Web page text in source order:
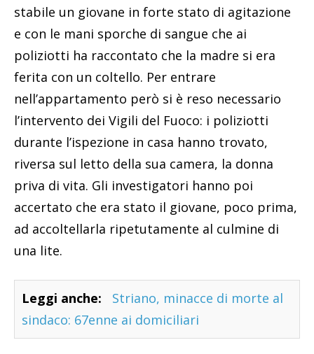
stabile un giovane in forte stato di agitazione
e con le mani sporche di sangue che ai
poliziotti ha raccontato che la madre si era
ferita con un coltello. Per entrare
nell’appartamento però si è reso necessario
l’intervento dei Vigili del Fuoco: i poliziotti
durante l’ispezione in casa hanno trovato,
riversa sul letto della sua camera, la donna
priva di vita. Gli investigatori hanno poi
accertato che era stato il giovane, poco prima,
ad accoltellarla ripetutamente al culmine di
una lite.
Leggi anche:
Striano, minacce di morte al
sindaco: 67enne ai domiciliari